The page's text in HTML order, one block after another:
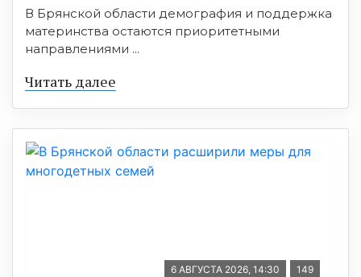
В Брянской области демография и поддержка
материнства остаются приоритетными
направлениями ...
Читать далее
6 АВГУСТА 2026, 14:30 149